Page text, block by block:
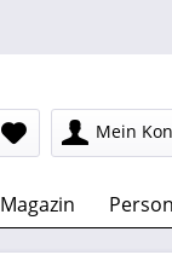
Mein
Magazin